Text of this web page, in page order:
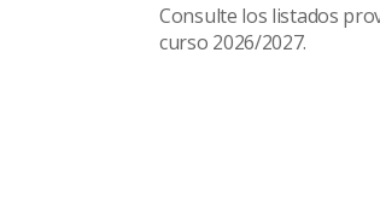
Consulte los listados
curso 2026/2027.